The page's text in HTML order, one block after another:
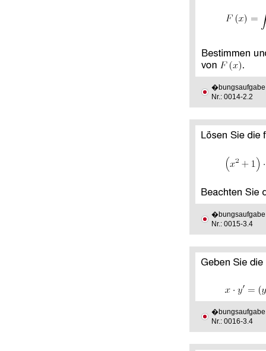
�bungsaufgabe
Nr.: 0014-2.2
�bungsaufgabe
Nr.: 0015-3.4
�bungsaufgabe
Nr.: 0016-3.4